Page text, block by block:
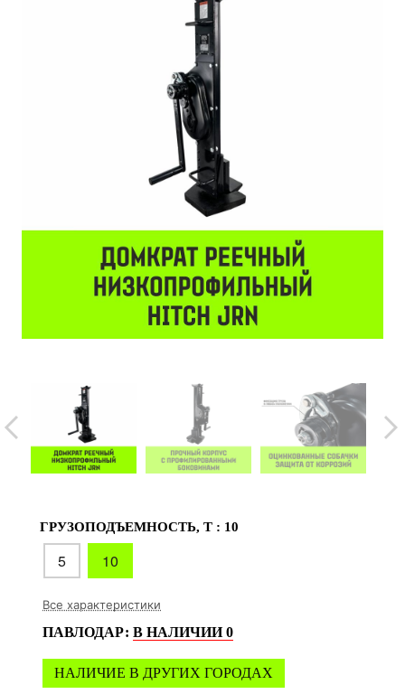
ГРУЗОПОДЪЕМНОСТЬ, Т : 10
5 10
Все характеристики
ПАВЛОДАР: В НАЛИЧИИ0
НАЛИЧИЕ В ДРУГИХ ГОРОДАХ